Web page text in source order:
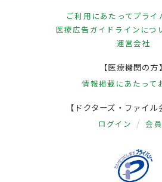
ご利用にあたってプライ
医療広告ガイドラインにつ
運営会社
【医療機関の方】
情報掲載にあたって
【ドクターズ・ファイル
ログイン 会